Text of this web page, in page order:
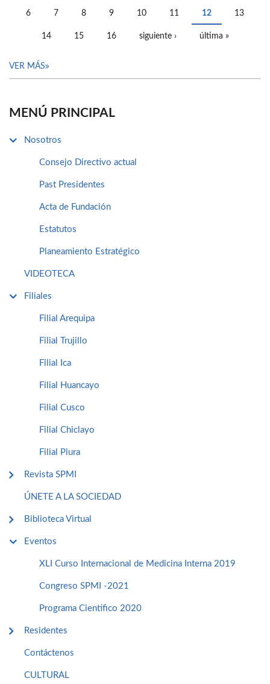
6 7 8 9 10 11 12 13
14 15 16 siguiente › última »
VER MÁS
MENÚ PRINCIPAL
Nosotros
Consejo Directivo actual
Past Presidentes
Acta de Fundación
Estatutos
Planeamiento Estratégico
VIDEOTECA
Filiales
Filial Arequipa
Filial Trujillo
Filial Ica
Filial Huancayo
Filial Cusco
Filial Chiclayo
Filial Piura
Revista SPMI
ÚNETE A LA SOCIEDAD
Biblioteca Virtual
Eventos
XLI Curso Internacional de Medicina Interna 2019
Congreso SPMI -2021
Programa Cientifico 2020
Residentes
Contáctenos
CULTURAL